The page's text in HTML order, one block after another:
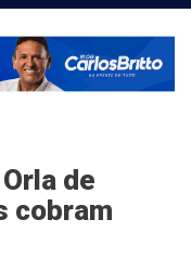
de
cobram